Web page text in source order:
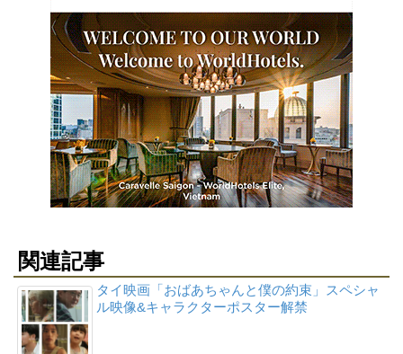
関連記事
タイ映画「おばあちゃんと僕の約束」スペシャ
ル映像&キャラクターポスター解禁